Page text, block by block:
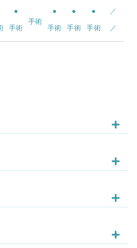
●
手術
● ● ● ／
手術 手術 手術 手術 ／